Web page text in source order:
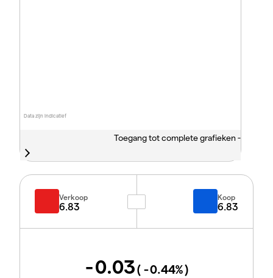
Data zijn indicatief
Toegang tot complete grafieken -
Verkoop
6.83
Koop
6.83
-0.03( -0.44%)